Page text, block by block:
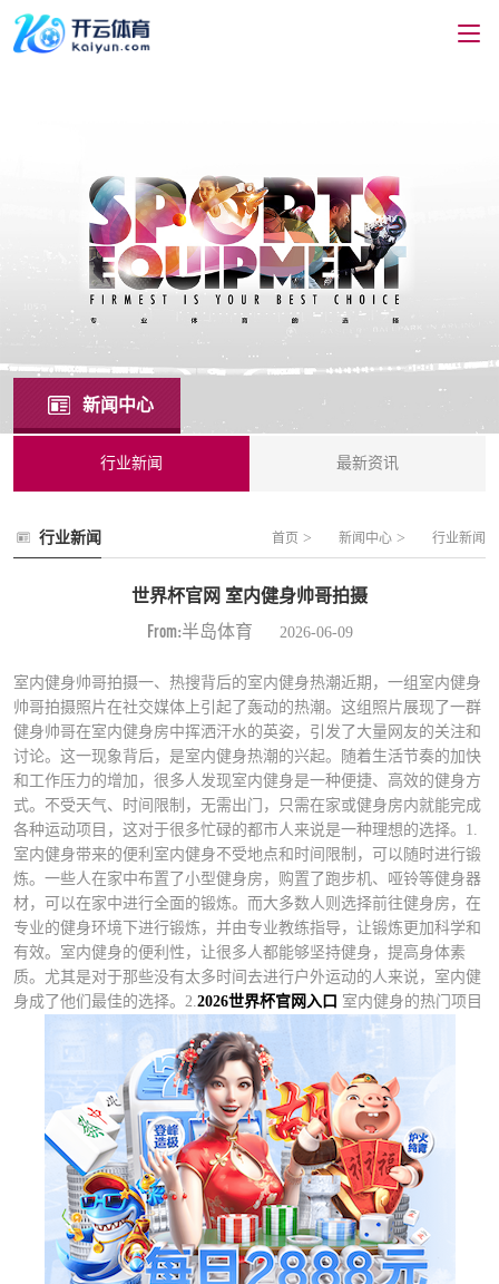
新闻中心
行业新闻 最新资讯
行业新闻 首页 > 新闻中心 > 行业新闻
世界杯官网 室内健身帅哥拍摄
From:半岛体育 2026-06-09
室内健身帅哥拍摄一、热搜背后的室内健身热潮近期，一组室内健身
帅哥拍摄照片在社交媒体上引起了轰动的热潮。这组照片展现了一群
健身帅哥在室内健身房中挥洒汗水的英姿，引发了大量网友的关注和
讨论。这一现象背后，是室内健身热潮的兴起。随着生活节奏的加快
和工作压力的增加，很多人发现室内健身是一种便捷、高效的健身方
式。不受天气、时间限制，无需出门，只需在家或健身房内就能完成
各种运动项目，这对于很多忙碌的都市人来说是一种理想的选择。1.
室内健身带来的便利室内健身不受地点和时间限制，可以随时进行锻
炼。一些人在家中布置了小型健身房，购置了跑步机、哑铃等健身器
材，可以在家中进行全面的锻炼。而大多数人则选择前往健身房，在
专业的健身环境下进行锻炼，并由专业教练指导，让锻炼更加科学和
有效。室内健身的便利性，让很多人都能够坚持健身，提高身体素
质。尤其是对于那些没有太多时间去进行户外运动的人来说，室内健
身成了他们最佳的选择。2. 2026世界杯官网入口 室内健身的热门项目